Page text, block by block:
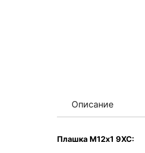
Описание
Плашка М12х1 9ХС: